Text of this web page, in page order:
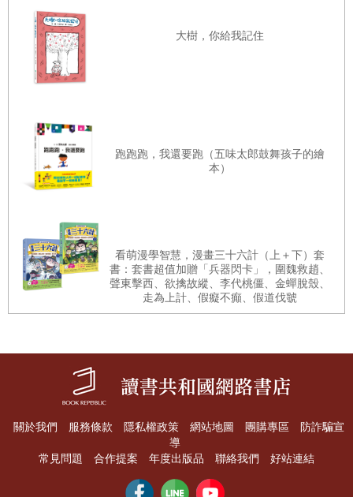
大樹，你給我記住
跑跑跑，我還要跑（五味太郎鼓舞孩子的繪
本）
看萌漫學智慧，漫畫三十六計（上＋下）套
書：套書超值加贈「兵器閃卡」，圍魏救趙、
聲東擊西、欲擒故縱、李代桃僵、金蟬脫殼、
走為上計、假癡不癲、假道伐虢
關於我們 服務條款 隱私權政策 網站地圖 團購專區
防詐騙宣
導
常見問題
合作提案 年度出版品 聯絡我們 好站連結